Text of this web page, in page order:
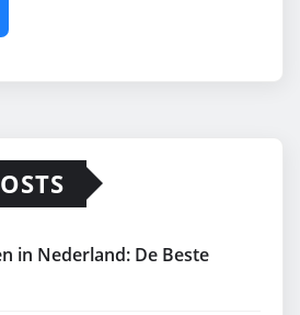
in Nederland: De Beste